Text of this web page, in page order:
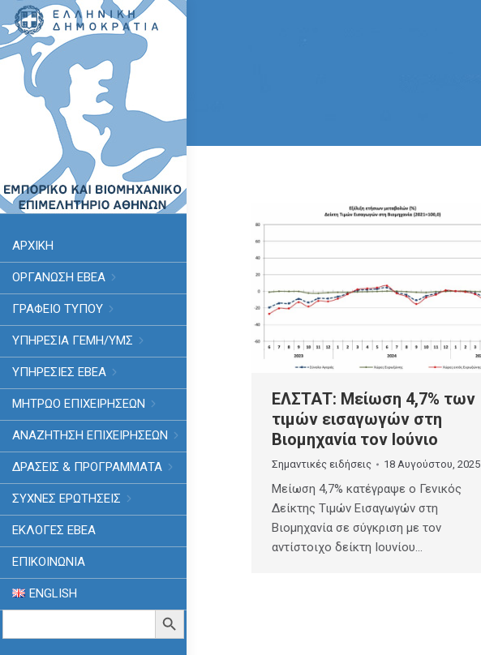
ΑΡΧΙΚΗ
ΟΡΓΑΝΩΣΗ ΕΒΕΑ
ΓΡΑΦΕΙΟ ΤΥΠΟΥ
ΥΠΗΡΕΣΊΑ ΓΕΜΗ/ΥΜΣ
ΥΠΗΡΕΣΙΕΣ ΕΒΕΑ
ΜΗΤΡΩΟ ΕΠΙΧΕΙΡΗΣΕΩΝ
ΑΝΑΖΗΤΗΣΗ ΕΠΙΧΕΙΡΗΣΕΩΝ
ΔΡΑΣΕΙΣ & ΠΡΟΓΡΑΜΜΑΤΑ
ΣΥΧΝΕΣ ΕΡΩΤΗΣΕΙΣ
ΕΚΛΟΓΈΣ ΕΒΕΑ
ΕΠΙΚΟΙΝΩΝΙΑ
ENGLISH
Search
Search Button
ΕΛΣΤΑΤ: Μείωση 4,7% των
τιμών εισαγωγών στη
Βιομηχανία τον Ιούνιο
Σημαντικές ειδήσεις 18 Αυγούστου, 2025
Μείωση 4,7% κατέγραψε ο Γενικός
Δείκτης Τιμών Εισαγωγών στη
Βιομηχανία σε σύγκριση με τον
αντίστοιχο δείκτη Ιουνίου…